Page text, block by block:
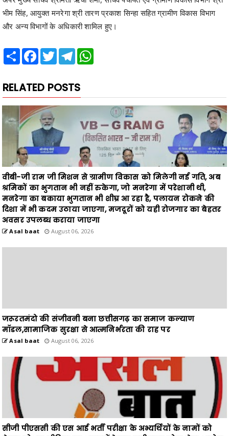
Share FacebookTwitterTelegramWhatsApp
RELATED POSTS
वीबी-जी राम जी मिशन से ग्रामीण विकास को मिलेगी नई गति, अब
श्रमिकों का भुगतान भी नहीं रुकेगा, जो मनरेगा में परेशानी थी,
मनरेगा का बकाया भुगतान भी शीघ्र आ रहा है, पलायन रोकने की
दिशा में भी कदम उठाया जाएगा, मजदूरों को यही रोजगार का बेहतर
अवसर उपलब्ध कराया जाएगा
Asal baat August 06, 2026
Asal baat August 06, 2026
सीजी पीएससी की एस आई भर्ती परीक्षा के अभ्यर्थियों के नामों को
लेकर सोशल मीडिया पर अफवाहें,केवल छत्तीसगढ़ लोक सेवा आयोग
की आधिकारिक वेबसाइट पर ही भरोसा करने की अपील
Asal baat August 06, 2026